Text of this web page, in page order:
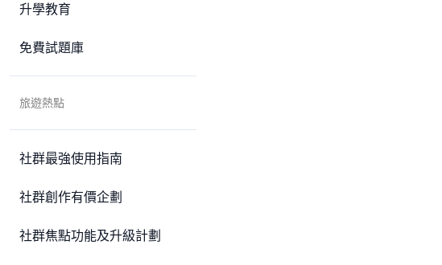
升學教育
免費試題庫
旅遊熱點
社群最強使用指南
社群創作有價企劃
社群焦點功能及升級計劃